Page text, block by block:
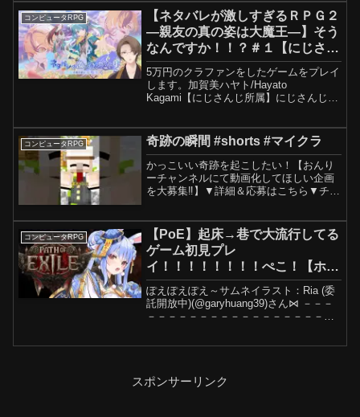
TETSUYA...
コンピュータRPG
【ネタバレが激しすぎるＲＰＧ２
―親友の真の姿は大魔王―】そう
なんですか！！？＃１【にじさん
じ/加賀美ハヤト】
5万円のクラファンをしたゲームをプレイ
します。加賀美ハヤト/Hayato
Kagami【にじさんじ所属】にじさんじ所
ハヤトと申します。我が社の製品のPRの
為ANYCO...
コンピュータRPG 奇跡の瞬間 #shorts #マイクラ
かっこいい奇跡を起こしたい！【おんり
ーチャンネルにて動画化してほしい企画
を大募集‼️】▼詳細＆応募はこちら▼チャ
1.16＋RSG PB 13分...
コンピュータRPG
【PoE】起床→巷で大流行してる
ゲーム初見プレ
イ！！！！！！！！ぺこ！【ホロ
ライブ/兎田ぺこら】Path of
Exile 2
ぽえぽえぽえ～サムネイラスト：Ria (委
託開放中)(@garyhuang39)さん⋈ －－－
－－－－－－－－－－－－－－－－－－
スポンサーリンク